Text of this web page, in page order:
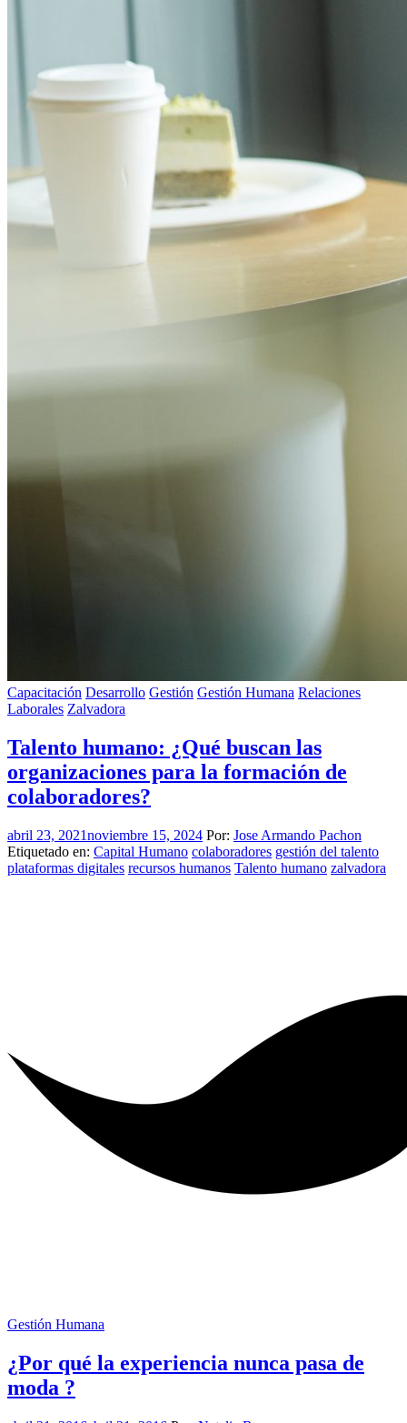
Capacitación Desarrollo Gestión Gestión Humana Relaciones
Laborales Zalvadora
Talento humano: ¿Qué buscan las
organizaciones para la formación de
colaboradores?
abril 23, 2021noviembre 15, 2024 Por: Jose Armando Pachon
Etiquetado en: Capital Humano colaboradores gestión del talento
plataformas digitales recursos humanos Talento humano zalvadora
Gestión Humana
¿Por qué la experiencia nunca pasa de
moda ?